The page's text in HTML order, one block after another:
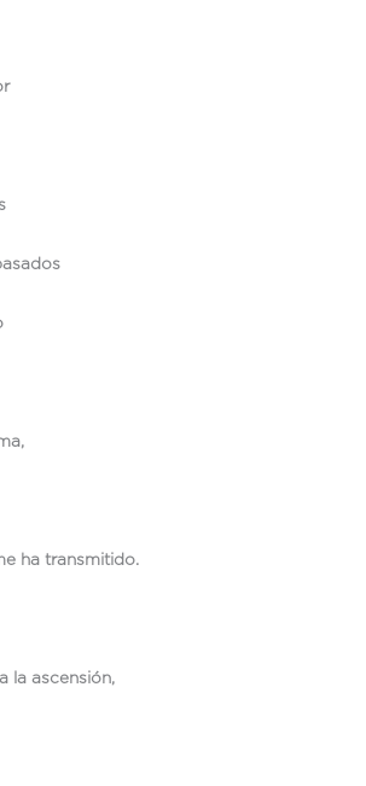
ha transmitido.
la ascensión,